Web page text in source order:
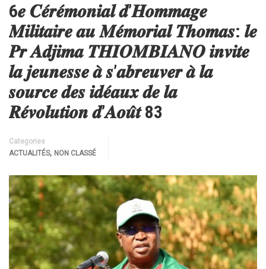
6𝒆 𝑪𝒆́𝒓𝒆́𝒎𝒐𝒏𝒊𝒂𝒍 𝒅’𝑯𝒐𝒎𝒎𝒂𝒈𝒆
𝑴𝒊𝒍𝒊𝒕𝒂𝒊𝒓𝒆 𝒂𝒖 𝑴𝒆́𝒎𝒐𝒓𝒊𝒂𝒍 𝑻𝒉𝒐𝒎𝒂𝒔: 𝒍𝒆
𝑷𝒓 𝑨𝒅𝒋𝒊𝒎𝒂 𝑻𝑯𝑰𝑶𝑴𝑩𝑰𝑨𝑵𝑶 𝒊𝒏𝒗𝒊𝒕𝒆
𝒍𝒂 𝒋𝒆𝒖𝒏𝒆𝒔𝒔𝒆 𝒂̀ 𝒔’𝒂𝒃𝒓𝒆𝒖𝒗𝒆𝒓 𝒂̀ 𝒍𝒂
𝒔𝒐𝒖𝒓𝒄𝒆 𝒅𝒆𝒔 𝒊𝒅𝒆́𝒂𝒖𝒙 𝒅𝒆 𝒍𝒂
𝑹𝒆́𝒗𝒐𝒍𝒖𝒕𝒊𝒐𝒏 𝒅’𝑨𝒐𝒖̂𝒕 83
Categories
ACTUALITÉS, NON CLASSÉ